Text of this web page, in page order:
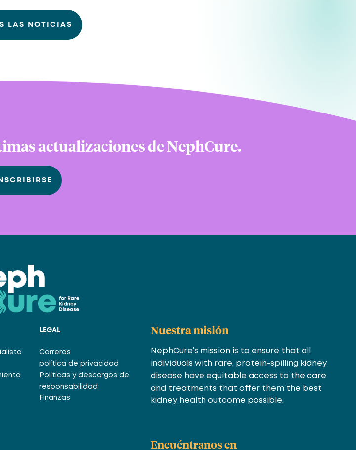
LAS NOTICIAS
actualizaciones de NephCure.
LEGAL
Carreras
política de privacidad
Políticas y descargos de
responsabilidad
Finanzas
Nuestra misión
NephCure’s mission is to ensure that all
individuals with rare, protein-spilling kidney
disease have equitable access to the care
and treatments that offer them the best
kidney health outcome possible.
Encuéntranos en